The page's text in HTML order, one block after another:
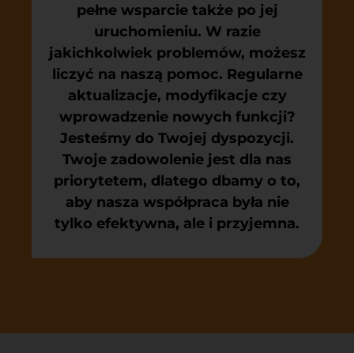
pełne wsparcie także po jej
uruchomieniu. W razie
jakichkolwiek problemów, możesz
liczyć na naszą pomoc. Regularne
aktualizacje, modyfikacje czy
wprowadzenie nowych funkcji?
Jesteśmy do Twojej dyspozycji.
Twoje zadowolenie jest dla nas
priorytetem, dlatego dbamy o to,
aby nasza współpraca była nie
tylko efektywna, ale i przyjemna.